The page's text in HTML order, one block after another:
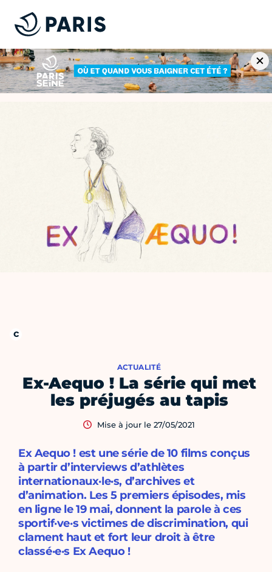
Ex-Aequo ! La série qui met
les préjugés au tapis
ACTUALITÉ
Mise à jour le 27/05/2021
Ex Aequo ! est une série de 10 films conçus
à partir d’interviews d’athlètes
internationaux·le·s, d’archives et
d’animation. Les 5 premiers épisodes, mis
en ligne le 19 mai, donnent la parole à ces
sportif·ve·s victimes de discrimination, qui
clament haut et fort leur droit à être
classé·e·s Ex Aequo !